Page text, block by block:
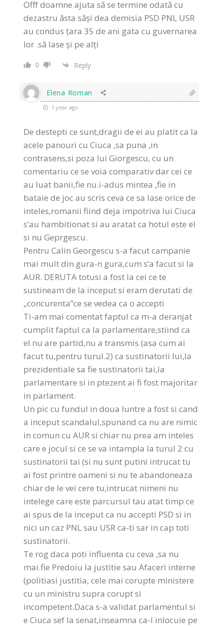
Offf doamne ajuta să se termine odată cu
dezastru ăsta săși dea demisia PSD PNL USR
au condus țara 35 de ani gata cu guvernarea
lor .să lase și pe alți
0 Reply
Elena Roman
1 year ago
De destepti ce sunt,dragii de ei au platit ca la
acele panouri cu Ciuca ,sa puna ,in
contrasens,si poza lui Giorgescu, cu un
comentariu ce se voia comparativ dar cei ce
au luat banii,fie nu.i-adus mintea ,fie in
bataie de joc au scris ceva ce sa lase orice de
inteles,romanii fiind deja impotriva lui Ciuca
s’au hambitionat si au aratat ca hotul este el
si nu Geprgescu.
Pentru Calin Georgescu s-a facut campanie
mai mult din gura-n gura,cum s’a facut si la
AUR. DERUTA totusi a fost la cei ce te
sustineam de la inceput si eram derutati de
„concurenta”ce se vedea ca o accepti
Ti-am mai comentat faptul ca m-a deranjat
cumplit faptul ca la parlamentare,stiind ca
el nu are partid,nu a transmis (asa cum ai
facut tu,pentru turul.2) ca sustinatorii lui,la
prezidentiale sa fie sustinatorii tai,la
parlamentare si in ptezent ai fi fost majoritar
in parlament.
Un pic cu fundul in doua luntre a fost si.cand
a inceput scandalul,spunand ca nu are nimic
in comun cu AUR si chiar nu prea am inteles
care e jocul si ce se va intampla la turul 2 cu
sustinatorii tai (si nu sunt putini intrucat tu
ai fost printre oameni si nu te abandoneaza
chiar de le vei cere tu,intrucat nimeni nu
intelege care este parcursul tau atat timp ce
ai spus de la inceput ca nu accepti PSD si in
nici un caz PNL sau USR ca-ti sar in cap toti
sustinatorii.
Te rog daca poti influenta cu ceva ,sa nu
mai.fie Predoiu la justitie sau Afaceri interne
(politiasi justitia, cele mai corupte ministere
cu un ministru supra corupt si
incompetent.Daca s-a validat parlamentul si
e Ciuca sef la senat,inseamna ca-l inlocuie pe